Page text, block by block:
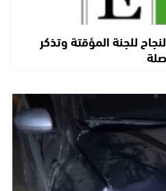
للجنة المؤقتة وتذكر